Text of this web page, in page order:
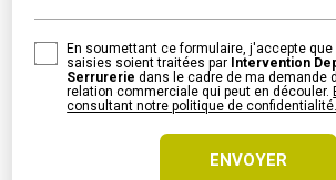
En soumettant ce formulaire, j'accepte
saisies soient traitées par Intervention
Serrurerie dans le cadre de ma demande
relation commerciale qui peut en découler.
consultant notre politique de